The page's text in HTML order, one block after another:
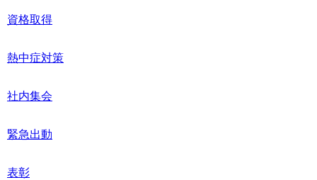
資格取得
熱中症対策
社内集会
緊急出動
表彰